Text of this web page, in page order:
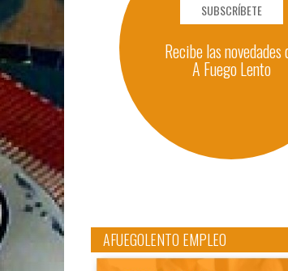
SUBSCRÍBETE
Recibe las novedades
A Fuego Lento
AFUEGOLENTO EMPLEO